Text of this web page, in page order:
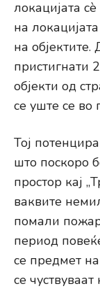
локацијата
на
на
пристигнати
објекти од
се уште се во
Тој
што поскоро
простор кај
ваквите
помали
период
се предмет
се